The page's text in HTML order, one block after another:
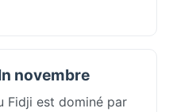
novembre
Fidji est dominé par